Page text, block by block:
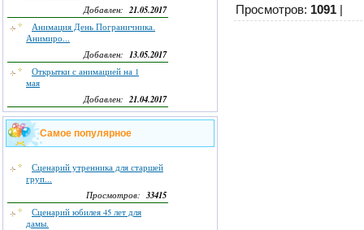
Добавлен:21.05.2017
Анимация День Пограничника.
Анимиро...
Добавлен: 13.05.2017
Открытки с анимацией на 1
мая
Добавлен:21.04.2017
Самое популярное
Сценарий утренника для старшей
груп...
Просмотров: 33415
Сценарий юбилея 45 лет для
дамы.
Просмотров: 1091 |